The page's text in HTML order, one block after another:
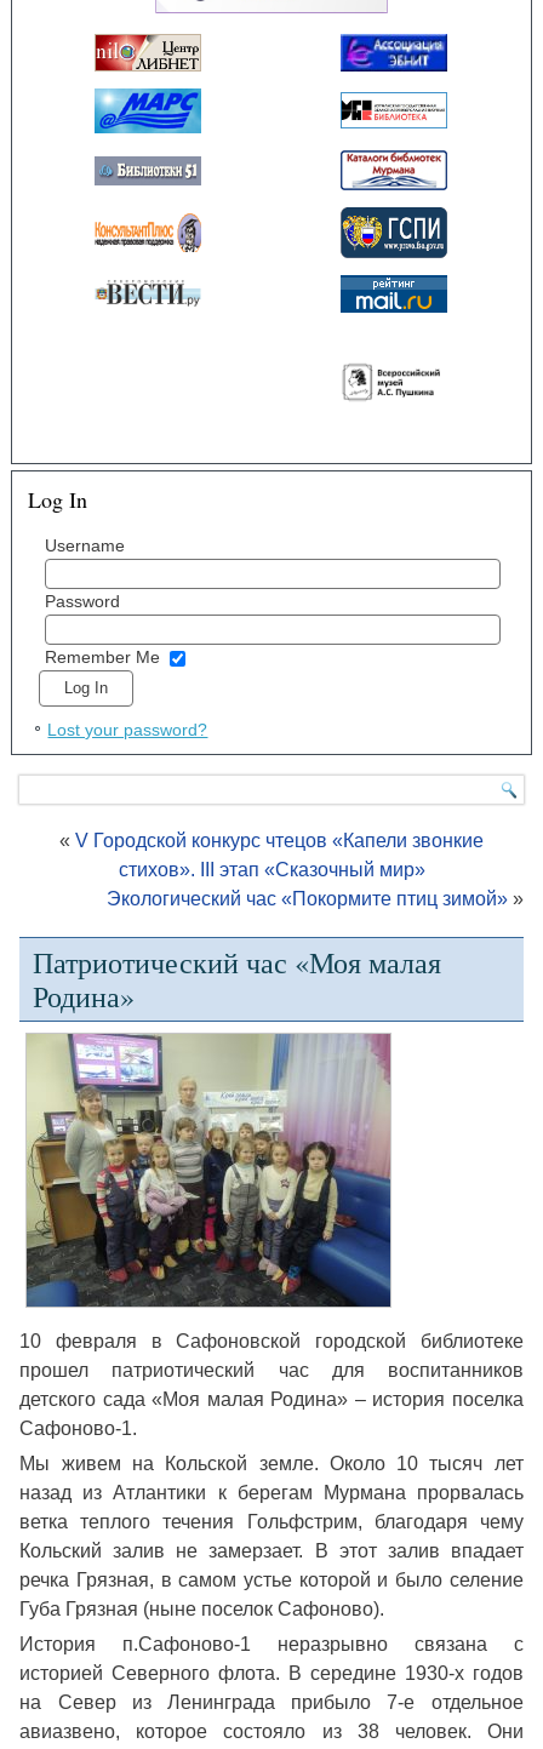
Log In
Username
Password
Remember Me
Lost your password?
« V Городской конкурс чтецов «Капели звонкие
стихов». III этап «Сказочный мир»
Экологический час «Покормите птиц зимой»»
Патриотический час «Моя малая
Родина»
10 февраля в Сафоновской городской библиотеке
прошел патриотический час для воспитанников
детского сада «Моя малая Родина» – история поселка
Сафоново-1.
Мы живем на Кольской земле. Около 10 тысяч лет
назад из Атлантики к берегам Мурмана прорвалась
ветка теплого течения Гольфстрим, благодаря чему
Кольский залив не замерзает. В этот залив впадает
речка Грязная, в самом устье которой и было селение
Губа Грязная (ныне поселок Сафоново).
История п.Сафоново-1 неразрывно связана с
историей Северного флота. В середине 1930-х годов
на Север из Ленинграда прибыло 7-е отдельное
авиазвено, которое состояло из 38 человек. Они